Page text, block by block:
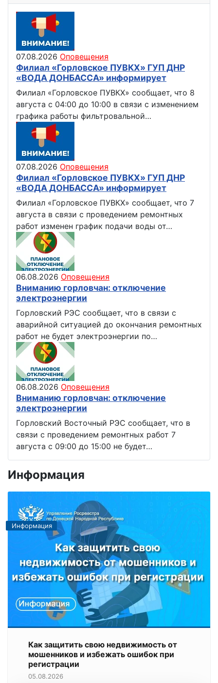
07.08.2026 Оповещения
Филиал «Горловское ПУВКХ» ГУП ДНР
«ВОДА ДОНБАССА» информирует
Филиал «Горловское ПУВКХ» сообщает, что 8
августа с 04:00 до 10:00 в связи с изменением
графика работы фильтровальной…
07.08.2026 Оповещения
Филиал «Горловское ПУВКХ» ГУП ДНР
«ВОДА ДОНБАССА» информирует
Филиал «Горловское ПУВКХ» сообщает, что 7
августа в связи с проведением ремонтных
работ изменен график подачи воды от…
06.08.2026 Оповещения
Вниманию горловчан: отключение
электроэнергии
Горловский РЭС сообщает, что в связи с
аварийной ситуацией до окончания ремонтных
работ не будет электроэнергии по…
06.08.2026 Оповещения
Вниманию горловчан: отключение
электроэнергии
Горловский Восточный РЭС сообщает, что в
связи с проведением ремонтных работ 7
августа с 09:00 до 15:00 не будет…
Информация
Информация
Как защитить свою недвижимость от
мошенников и избежать ошибок при
регистрации
05.08.2026